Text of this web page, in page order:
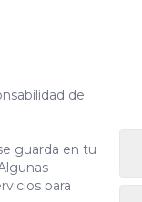
de
guarda en tu
para